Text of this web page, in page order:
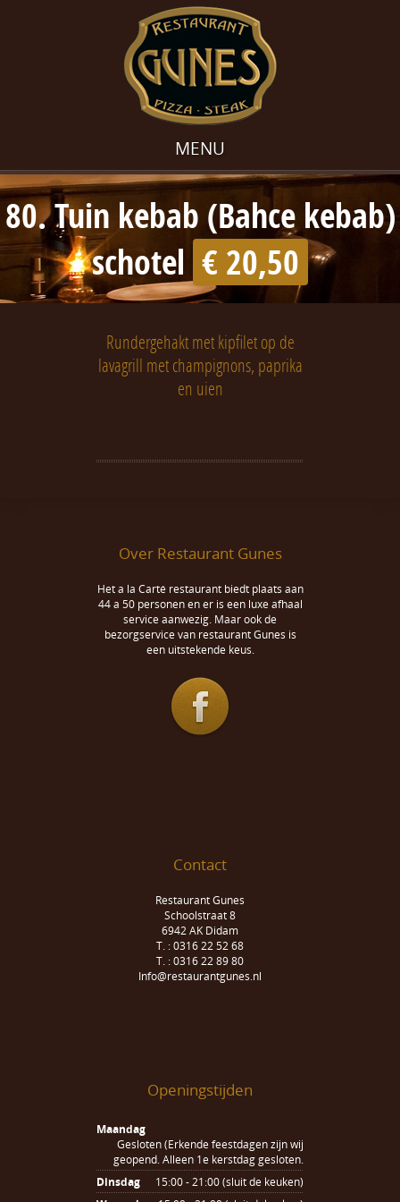
MENU
80. Tuin kebab (Bahce kebab)
schotel € 20,50
Rundergehakt met kipfilet op de
lavagrill met champignons, paprika
en uien
Over Restaurant Gunes
Het a la Carté restaurant biedt plaats aan
44 a 50 personen en er is een luxe afhaal
service aanwezig. Maar ook de
bezorgservice van restaurant Gunes is
een uitstekende keus.
Contact
Restaurant Gunes
Schoolstraat 8
6942 AK Didam
T. : 0316 22 52 68
T. : 0316 22 89 80
Info@restaurantgunes.nl
Openingstijden
Maandag
Gesloten (Erkende feestdagen zijn wij
geopend. Alleen 1e kerstdag gesloten.
Dinsdag
15:00 - 21:00 (sluit de keuken)